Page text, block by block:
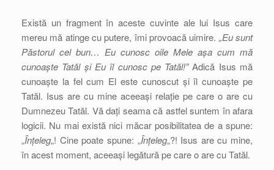
Există un fragment în aceste cuvinte ale lui Isus care
mereu mă atinge cu putere, îmi provoacă uimire. „Eu sunt
Păstorul cel bun… Eu cunosc oile Mele așa cum mă
cunoaște Tatăl și Eu îl cunosc pe Tatăl!”Adică Isus mă
cunoaște la fel cum El este cunoscut și îl cunoaște pe
Tatăl. Isus are cu mine aceeași relație pe care o are cu
Dumnezeu Tatăl. Vă dați seama că astfel suntem în afara
logicii. Nu mai există nici măcar posibilitatea de a spune:
„Înțeleg„! Cine poate spune: „Înțeleg„?! Isus are cu mine,
în acest moment, aceeași legătură pe care o are cu Tatăl.